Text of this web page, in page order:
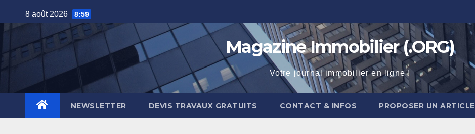
to
8 août 2026 8:59
Magazine Immobilier (.ORG)
Votre journal immobilier en ligne !
NEWSLETTER DEVIS TRAVAUX GRATUITS CONTACT & INFOS PROPOSER UN ARTICLE